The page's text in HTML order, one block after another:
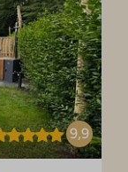
9,9